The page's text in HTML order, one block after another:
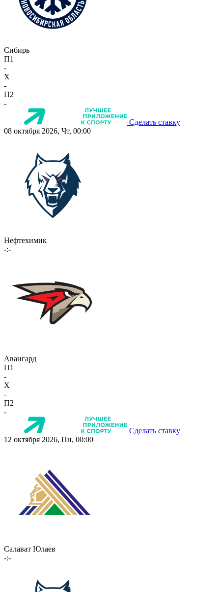
Сибирь
П1
-
X
-
П2
-
Сделать ставку
08 октября 2026, Чт, 00:00
Нефтехимик
-:-
Авангард
П1
-
X
-
П2
-
Сделать ставку
12 октября 2026, Пн, 00:00
Салават Юлаев
-:-